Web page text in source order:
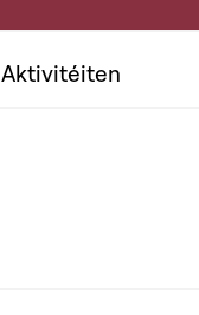
Aktivitéiten